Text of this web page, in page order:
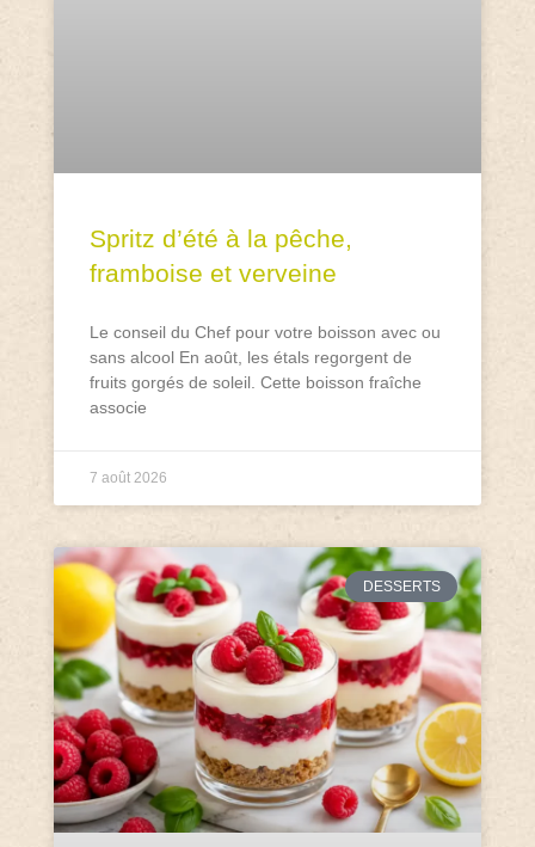
Spritz d’été à la pêche,
framboise et verveine
Le conseil du Chef pour votre boisson avec ou
sans alcool En août, les étals regorgent de
fruits gorgés de soleil. Cette boisson fraîche
associe
7 août 2026
DESSERTS